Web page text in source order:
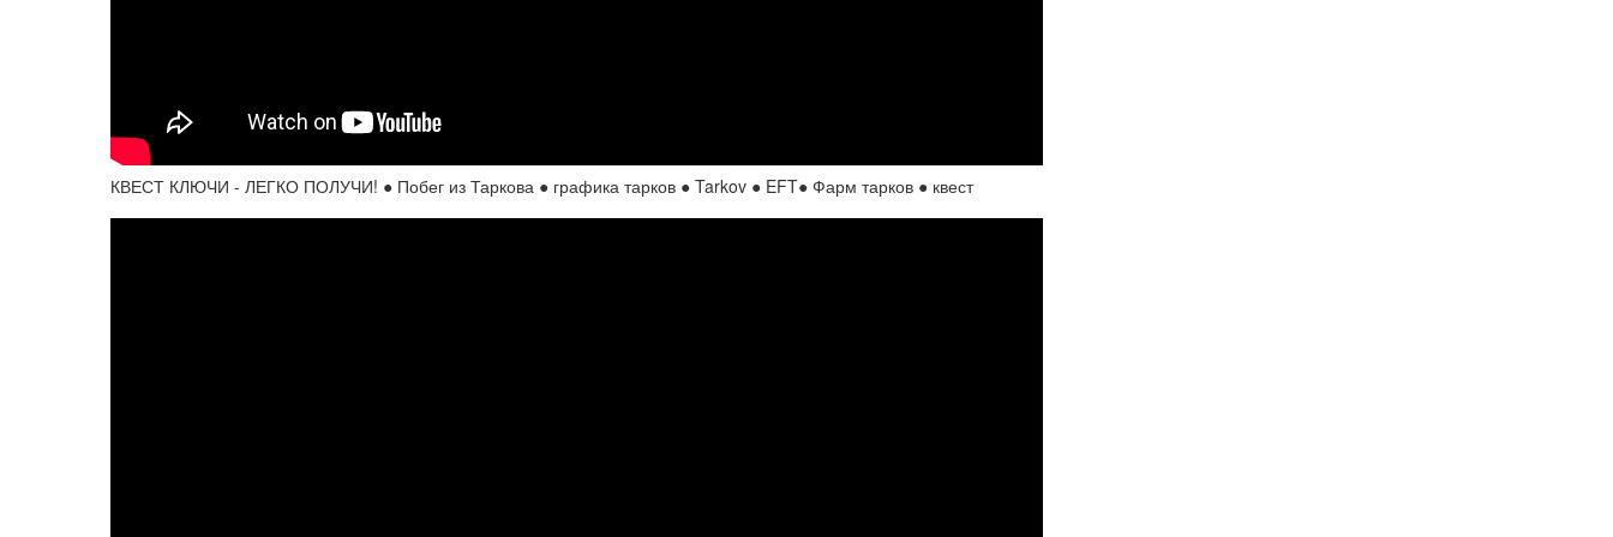
КВЕСТ КЛЮЧИ - ЛЕГКО ПОЛУЧИ! ● Побег из Таркова ● графика тарков ● Tarkov ● EFT● Фарм тарков ● квест